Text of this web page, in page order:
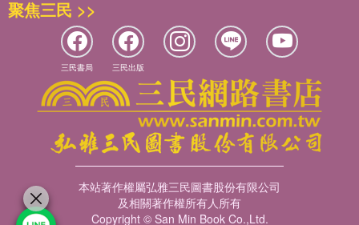
聚焦三民 >>
三民書局 三民出版
本站著作權屬弘雅三民圖書股份有限公司
及相關著作權所有人所有
Copyright © San Min Book Co.,Ltd.